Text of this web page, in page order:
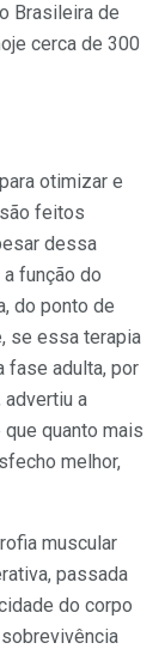
Brasileira de
cerca de 300
otimizar e
feitos
dessa
função do
do ponto de
se essa terapia
fase adulta, por
advertiu a
quanto mais
melhor,
muscular
passada
do corpo